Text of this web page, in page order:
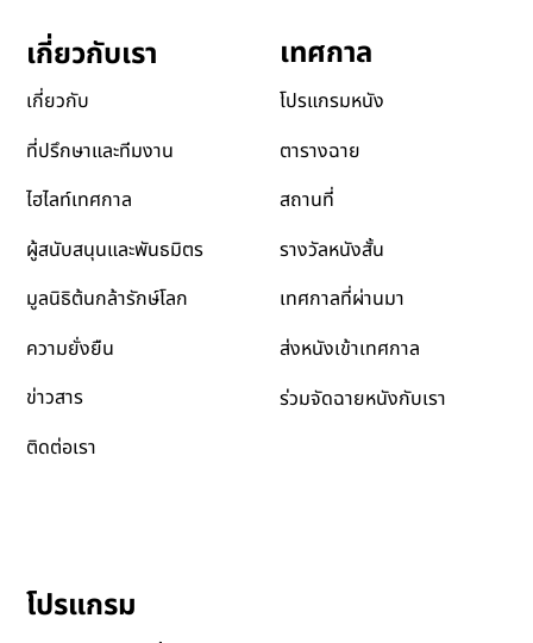
เกี่ยวกับเรา
ไฮไลท์เทศกาล
ผู้สนับสนุนและพันธมิตร
มูลนิธิต้นกล้ารักษ์โลก
ข่าวสาร
เทศกาล
โปรแกรมหนัง
สถานที่
เทศกาลที่ผ่านมา
ส่งหนังเข้าเทศกาล